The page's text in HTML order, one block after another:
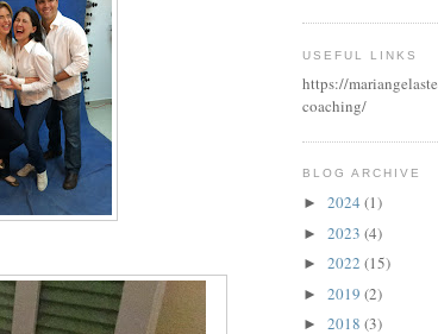
USEFUL LINKS
https://
coaching/
BLOG ARCHIVE
► 2024 (1)
► 2023 (4)
► 2022 (15)
► 2019 (2)
► 2018 (3)